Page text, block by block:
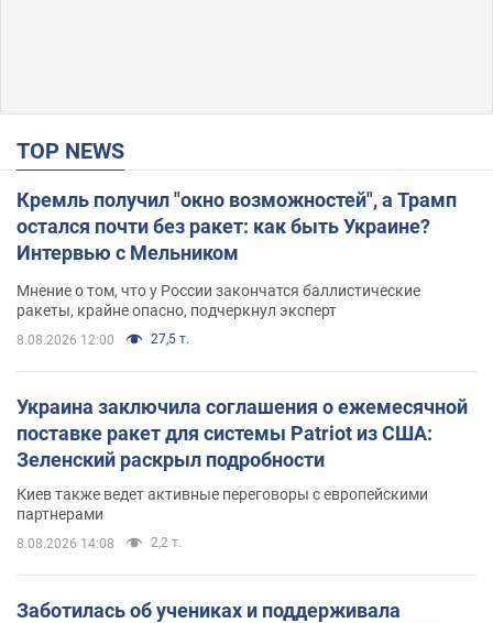
TOP NEWS
Кремль получил "окно возможностей", а Трамп
остался почти без ракет: как быть Украине?
Интервью с Мельником
Мнение о том, что у России закончатся баллистические
ракеты, крайне опасно, подчеркнул эксперт
8.08.2026 12:00 27,5 т.
Украина заключила соглашения о ежемесячной
поставке ракет для системы Patriot из США:
Зеленский раскрыл подробности
Киев также ведет активные переговоры с европейскими
партнерами
8.08.2026 14:08 2,2 т.
Заботилась об учениках и поддерживала